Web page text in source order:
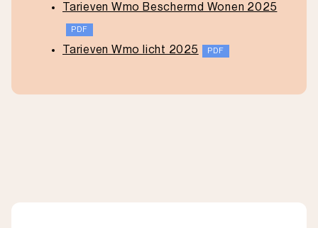
Tarieven Wmo Beschermd Wonen 2025
Tarieven Wmo licht 2025